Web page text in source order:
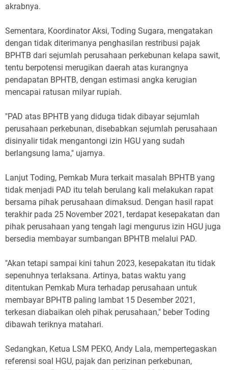
akrabnya.
Sementara, Koordinator Aksi, Toding Sugara, mengatakan
dengan tidak diterimanya penghasilan restribusi pajak
BPHTB dari sejumlah perusahaan perkebunan kelapa sawit,
tentu berpotensi merugikan daerah atas kurangnya
pendapatan BPHTB, dengan estimasi angka kerugian
mencapai ratusan milyar rupiah.
"PAD atas BPHTB yang diduga tidak dibayar sejumlah
perusahaan perkebunan, disebabkan sejumlah perusahaan
disinyalir tidak mengantongi izin HGU yang sudah
berlangsung lama," ujarnya.
Lanjut Toding, Pemkab Mura terkait masalah BPHTB yang
tidak menjadi PAD itu telah berulang kali melakukan rapat
bersama pihak perusahaan dimaksud. Dengan hasil rapat
terakhir pada 25 November 2021, terdapat kesepakatan dan
pihak perusahaan yang tengah lagi mengurus izin HGU juga
bersedia membayar sumbangan BPHTB melalui PAD.
"Akan tetapi sampai kini tahun 2023, kesepakatan itu tidak
sepenuhnya terlaksana. Artinya, batas waktu yang
ditentukan Pemkab Mura terhadap perusahaan untuk
membayar BPHTB paling lambat 15 Desember 2021,
terkesan diabaikan oleh pihak perusahaan," beber Toding
dibawah teriknya matahari.
Sedangkan, Ketua LSM PEKO, Andy Lala, mempertegaskan
referensi soal HGU, pajak dan perizinan perkebunan,